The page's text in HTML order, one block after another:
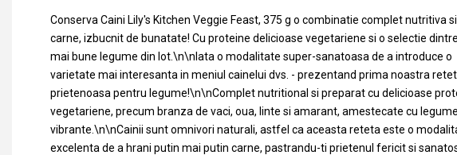
Conserva Caini Lily's Kitchen Veggie Feast, 375 g o combinatie complet nutritiva
carne, izbucnit de bunatate! Cu proteine delicioase vegetariene si o selectie
mai bune legume din lot.\n\nIata o modalitate super-sanatoasa de a introduce o
varietate mai interesanta in meniul cainelui dvs. - prezentand prima noastra
prietenoasa pentru legume!\n\nComplet nutritional si preparat cu delicioase
vegetariene, precum branza de vaci, oua, linte si amarant, amestecate cu legume
vibrante.\n\nCainii sunt omnivori naturali, astfel ca aceasta reteta este o
excelenta de a hrani putin mai putin carne, pastrandu-ti prietenul fericit si